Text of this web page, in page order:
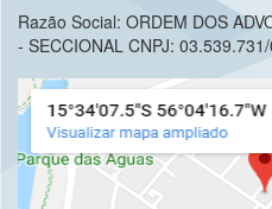
Razão Social: ORDEM DOS
- SECCIONAL CNPJ: